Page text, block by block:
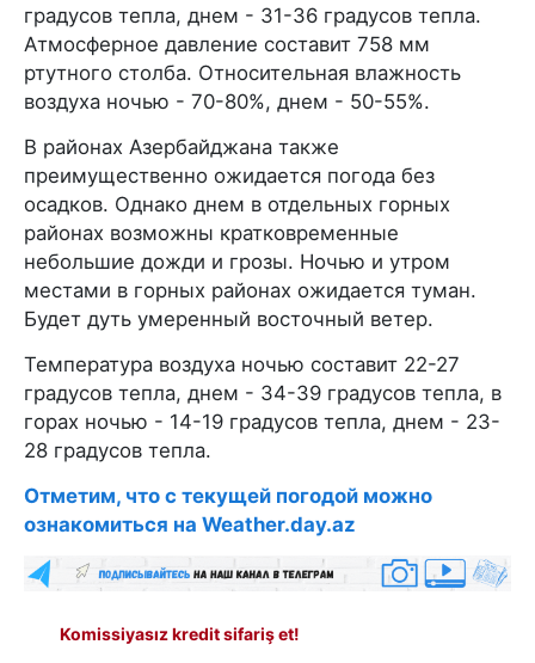
градусов тепла, днем - 31-36 градусов тепла.
Атмосферное давление составит 758 мм
ртутного столба. Относительная влажность
воздуха ночью - 70-80%, днем - 50-55%.
В районах Азербайджана также
преимущественно ожидается погода без
осадков. Однако днем в отдельных горных
районах возможны кратковременные
небольшие дожди и грозы. Ночью и утром
местами в горных районах ожидается туман.
Будет дуть умеренный восточный ветер.
Температура воздуха ночью составит 22-27
градусов тепла, днем - 34-39 градусов тепла, в
горах ночью - 14-19 градусов тепла, днем - 23-
28 градусов тепла.
Отметим, что с текущей погодой можно
ознакомиться на Weather.day.az
Komissiyasız kredit sifariş et!